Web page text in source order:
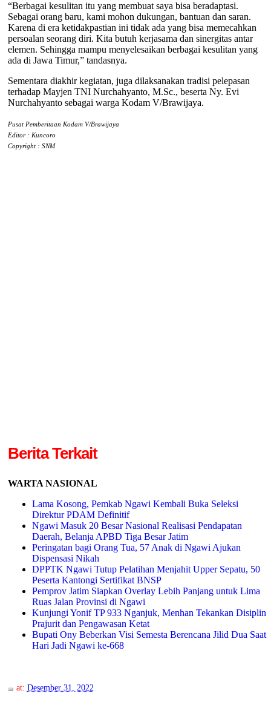
“Berbagai kesulitan itu yang membuat saya bisa beradaptasi.
Sebagai orang baru, kami mohon dukungan, bantuan dan saran.
Karena di era ketidakpastian ini tidak ada yang bisa memecahkan
persoalan seorang diri. Kita butuh kerjasama dan sinergitas antar
elemen. Sehingga mampu menyelesaikan berbagai kesulitan yang
ada di Jawa Timur,” tandasnya.
Sementara diakhir kegiatan, juga dilaksanakan tradisi pelepasan
terhadap Mayjen TNI Nurchahyanto, M.Sc., beserta Ny. Evi
Nurchahyanto sebagai warga Kodam V/Brawijaya.
Pusat Pemberitaan Kodam V/Brawijaya
Editor : Kuncoro
Copyright : SNM
Berita Terkait
WARTA NASIONAL
Lama Kosong, Pemkab Ngawi Kembali Buka Seleksi
Direktur PDAM Definitif
Ngawi Masuk 20 Besar Nasional Realisasi Pendapatan
Daerah, Belanja APBD Tiga Besar Jatim
Peringatan bagi Orang Tua, 57 Anak di Ngawi Ajukan
Dispensasi Nikah
DPPTK Ngawi Tutup Pelatihan Menjahit Upper Sepatu, 50
Peserta Kantongi Sertifikat BNSP
Pemprov Jatim Siapkan Overlay Lebih Panjang untuk Lima
Ruas Jalan Provinsi di Ngawi
Kunjungi Yonif TP 933 Nganjuk, Menhan Tekankan Disiplin
Prajurit dan Pengawasan Ketat
Bupati Ony Beberkan Visi Semesta Berencana Jilid Dua Saat
Hari Jadi Ngawi ke-668
at: Desember 31, 2022